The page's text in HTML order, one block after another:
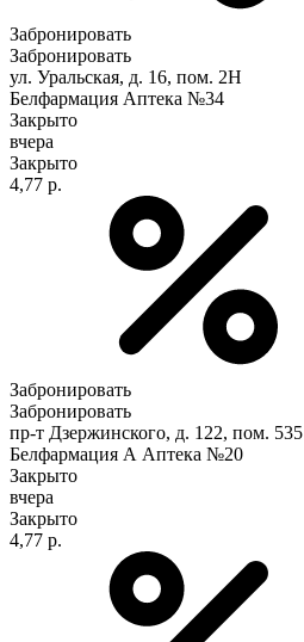
Забронировать
Забронировать
ул. Уральская, д. 16, пом. 2Н
Белфармация Аптека №34
Закрыто
вчера
Закрыто
4,77 р.
Забронировать
Забронировать
пр-т Дзержинского, д. 122, пом. 535
Белфармация А Аптека №20
Закрыто
вчера
Закрыто
4,77 р.